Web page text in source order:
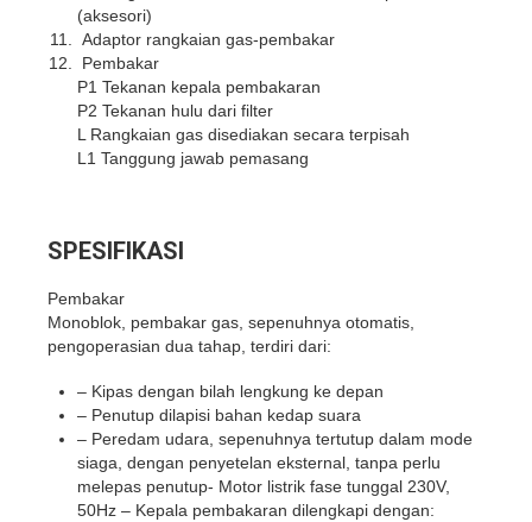
(aksesori)
Adaptor rangkaian gas-pembakar
Pembakar
P1 Tekanan kepala pembakaran
P2 Tekanan hulu dari filter
L Rangkaian gas disediakan secara terpisah
L1 Tanggung jawab pemasang
SPESIFIKASI
Pembakar
Monoblok, pembakar gas, sepenuhnya otomatis,
pengoperasian dua tahap, terdiri dari:
– Kipas dengan bilah lengkung ke depan
– Penutup dilapisi bahan kedap suara
– Peredam udara, sepenuhnya tertutup dalam mode
siaga, dengan penyetelan eksternal, tanpa perlu
melepas penutup- Motor listrik fase tunggal 230V,
50Hz – Kepala pembakaran dilengkapi dengan: